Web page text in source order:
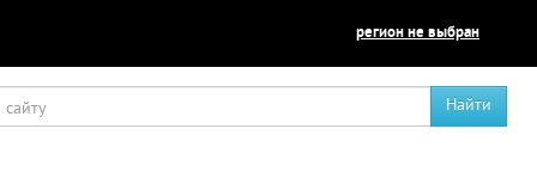
регион не выбран
Найти